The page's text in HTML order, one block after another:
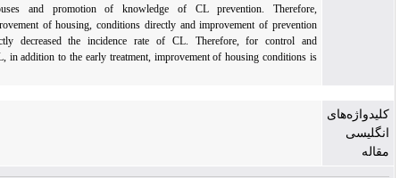
conditions of houses and promotion of knowledge of CL prevention.
consequenthy improvement of housing, conditions directly and improvement of
knowledge indirectly decreased the incidence rate of CL. Therefore, for control
elimination of ACL, in addition to the early treatment, improvement of housing conditions